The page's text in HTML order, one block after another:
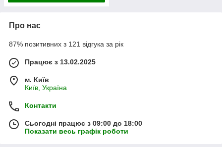
Про нас
87% позитивних з 121 відгука за рік
Працює з 13.02.2025
м. Київ
Київ, Україна
Контакти
Сьогодні працює з 09:00 до 18:00
Показати весь графік роботи